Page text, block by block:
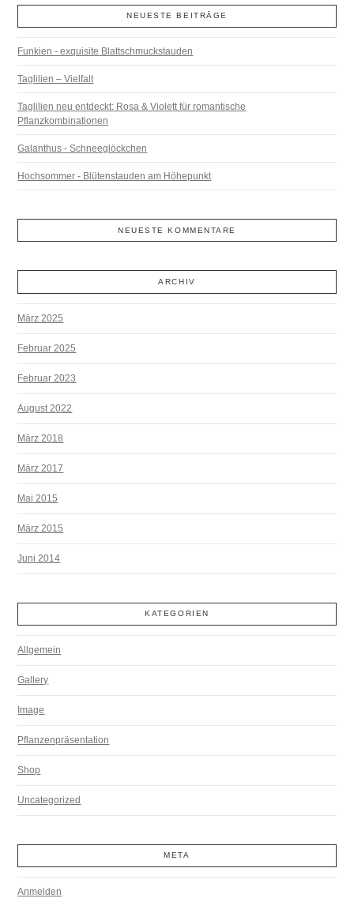
NEUESTE BEITRÄGE
Funkien - exquisite Blattschmuckstauden
Taglilien – Vielfalt
Taglilien neu entdeckt: Rosa & Violett für romantische
Pflanzkombinationen
Galanthus - Schneeglöckchen
Hochsommer - Blütenstauden am Höhepunkt
NEUESTE KOMMENTARE
ARCHIV
März 2025
Februar 2025
Februar 2023
August 2022
März 2018
März 2017
Mai 2015
März 2015
Juni 2014
KATEGORIEN
Allgemein
Gallery
Image
Pflanzenpräsentation
Shop
Uncategorized
META
Anmelden